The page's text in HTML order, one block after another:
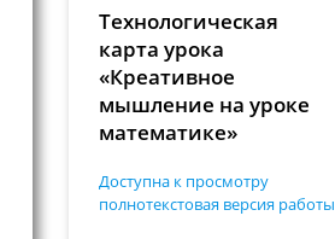
Технологическая
карта урока
«Креативное
мышление на уроке
математике»
Доступна к просмотру
полнотекстовая версия работы